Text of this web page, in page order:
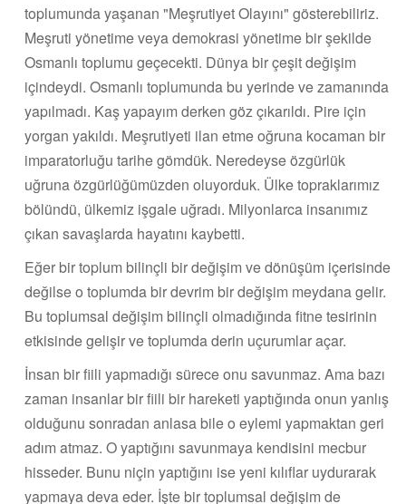
toplumunda yaşanan "Meşrutiyet Olayını" gösterebiliriz.
Meşruti yönetime veya demokrasi yönetime bir şekilde
Osmanlı toplumu geçecekti. Dünya bir çeşit değişim
içindeydi. Osmanlı toplumunda bu yerinde ve zamanında
yapılmadı. Kaş yapayım derken göz çıkarıldı. Pire için
yorgan yakıldı. Meşrutiyeti ilan etme oğruna kocaman bir
imparatorluğu tarihe gömdük. Neredeyse özgürlük
uğruna özgürlüğümüzden oluyorduk. Ülke topraklarımız
bölündü, ülkemiz işgale uğradı. Milyonlarca insanımız
çıkan savaşlarda hayatını kaybetti.
Eğer bir toplum bilinçli bir değişim ve dönüşüm içerisinde
değilse o toplumda bir devrim bir değişim meydana gelir.
Bu toplumsal değişim bilinçli olmadığında fitne tesirinin
etkisinde gelişir ve toplumda derin uçurumlar açar.
İnsan bir fiili yapmadığı sürece onu savunmaz. Ama bazı
zaman insanlar bir fiili bir hareketi yaptığında onun yanlış
olduğunu sonradan anlasa bile o eylemi yapmaktan geri
adım atmaz. O yaptığını savunmaya kendisini mecbur
hisseder. Bunu niçin yaptığını ise yeni kılıflar uydurarak
yapmaya deva eder. İşte bir toplumsal değişim de